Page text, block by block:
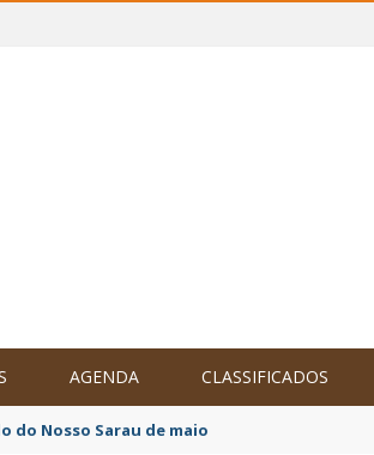
AGENDA CLASSIFICADOS
da educação de Iguaí decretam mobilização